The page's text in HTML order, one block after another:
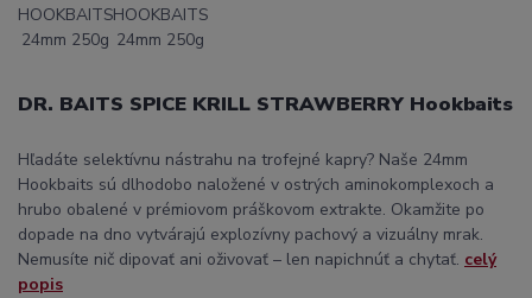
DR. BAITS SPICE KRILL STRAWBERRY Hookbaits
Hľadáte selektívnu nástrahu na trofejné kapry? Naše 24mm
Hookbaits sú dlhodobo naložené v ostrých aminokomplexoch a
hrubo obalené v prémiovom práškovom extrakte. Okamžite po
dopade na dno vytvárajú explozívny pachový a vizuálny mrak.
Nemusíte nič dipovať ani oživovať – len napichnúť a chytať. celý
popis